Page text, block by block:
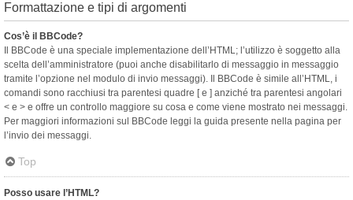
Formattazione e tipi di argomenti
Cos’è il BBCode?
Il BBCode è una speciale implementazione dell’HTML; l’utilizzo è soggetto alla
scelta dell’amministratore (puoi anche disabilitarlo di messaggio in messaggio
tramite l’opzione nel modulo di invio messaggi). Il BBCode è simile all’HTML, i
comandi sono racchiusi tra parentesi quadre [ e ] anziché tra parentesi angolari
< e > e offre un controllo maggiore su cosa e come viene mostrato nei messaggi.
Per maggiori informazioni sul BBCode leggi la guida presente nella pagina per
l’invio dei messaggi.
Top
Posso usare l’HTML?